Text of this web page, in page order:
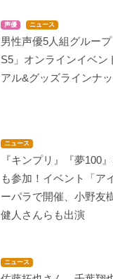
声優 ニュース
男性声優5人組グルー
S5」オンラインイベン
アル&グッズラインナッ
ニュース
『キンプリ』『夢100
も参加！イベント「ア
ーパラで開催、小野友
健人さんらも出演
ニュース